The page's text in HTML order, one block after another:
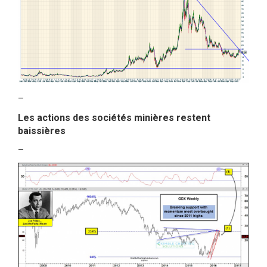
–
Les actions des sociétés minières restent
baissières
–